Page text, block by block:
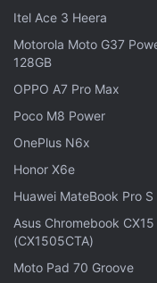
कंपनीने अद्याप सर्व
नाहीत परंतु त्यांनी किमान
लाइनअपचे संकेत दिले
5G, Pova 7 Ultra
त्यांच्या आधीच्या फोनच्या
सुधारणा होण्याची अपेक्षा आहे.
आठवड्याच्या सुरुवातीला
झालेला Tecno Pova 7
असू शकतात याची झलक
8350 Ultimate चिपसेट
Itel Ace 3 Heera
Motorola Moto G37
128GB
OPPO A7 Pro Max
Poco M8 Power
OnePlus N6x
Honor X6e
Huawei MateBook Pro S
Asus Chromebook CX15
(CX1505CTA)
Moto Pad 70 Groove